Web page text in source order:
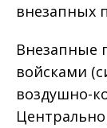
внезапных
Внезапные
войсками
воздушно-